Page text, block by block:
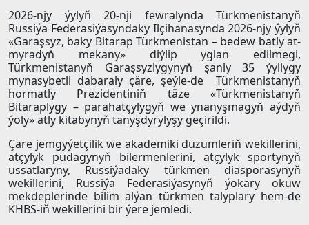
2026-njy ýylyň 20-nji fewralynda Türkmenistanyň
Russiýa Federasiýasyndaky Ilçihanasynda 2026-njy ýylyň
«Garaşsyz, baky Bitarap Türkmenistan – bedew batly at-
myradyň mekany» diýlip yglan edilmegi,
Türkmenistanyň Garaşsyzlygynyň şanly 35 ýyllygy
mynasybetli dabaraly çäre, şeýle-de Türkmenistanyň
hormatly Prezidentiniň täze «Türkmenistanyň
Bitaraplygy – parahatçylygyň we ynanyşmagyň aýdyň
ýoly» atly kitabynyň tanyşdyrylyşy geçirildi.
Çäre jemgyýetçilik we akademiki düzümleriň wekillerini,
atçylyk pudagynyň bilermenlerini, atçylyk sportynyň
ussatlaryny, Russiýadaky türkmen diasporasynyň
wekillerini, Russiýa Federasiýasynyň ýokary okuw
mekdeplerinde bilim alýan türkmen talyplary hem-de
KHBS-iň wekillerini bir ýere jemledi.